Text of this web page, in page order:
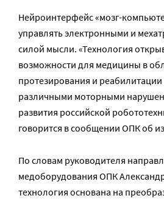
Нейроинтерфейс «мозг-
управлять электронными и
силой мысли. «Технология
возможности для медицины в
протезирования и
различными моторными
развития российской
говорится в сообщении ОПК об
По словам руководителя
медоборудования ОПК
технология основана на